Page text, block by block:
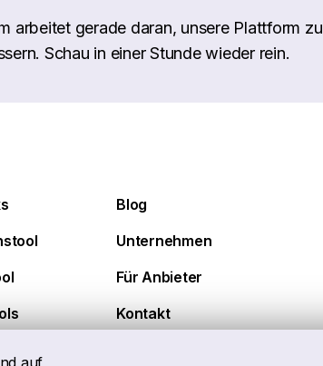
auf
arbeitet gerade daran, unsere Plattform zu
Schau in einer Stunde wieder rein.
Blog
Unternehmen
Für Anbieter
Kontakt